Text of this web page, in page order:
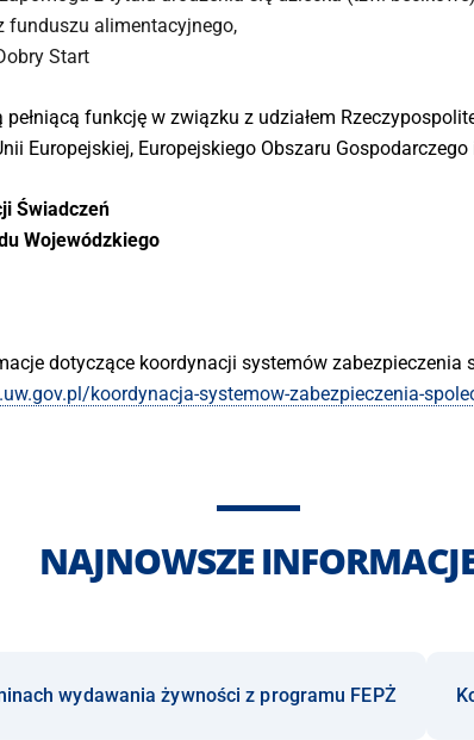
funduszu alimentacyjnego,
Start
pełniącą funkcję w związku z udziałem
Europejskiej, Europejskiego Obszaru
Świadczeń
Wojewódzkiego
dotyczące koordynacji systemów zabezpieczenia
koordynacja-systemow-zabezpieczenia-
NAJNOWSZE
wydawania żywności z programu FEPŻ